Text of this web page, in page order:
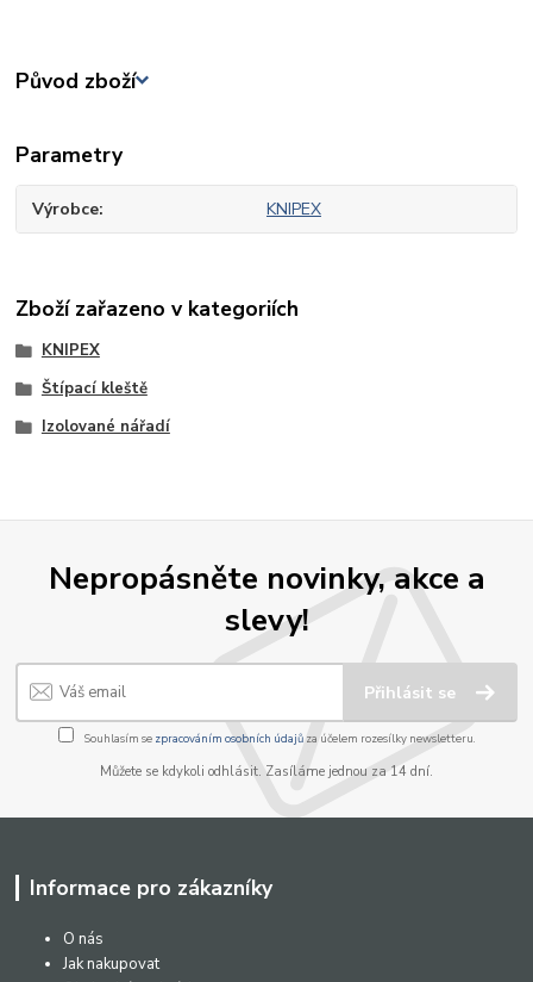
Původ zboží
Parametry
Výrobce KNIPEX
Zboží zařazeno v kategoriích
KNIPEX
Štípací kleště
Izolované nářadí
Nepropásněte novinky, akce a
slevy!
Přihlásit se
Souhlasím se zpracováním osobních údajůza účelem rozesílky newsletteru.
Můžete se kdykoli odhlásit. Zasíláme jednou za 14 dní.
Informace pro zákazníky
O nás
Jak nakupovat